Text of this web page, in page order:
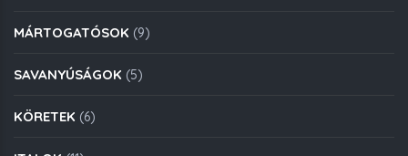
MÁRTOGATÓSOK (9)
SAVANYÚSÁGOK (5)
KÖRETEK (6)